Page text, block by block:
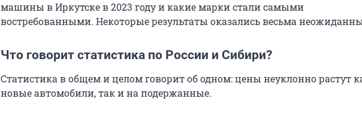
машины в Иркутске в 2023 году и какие марки стали самыми
востребованными. Некоторые результаты оказались весьма
Что говорит статистика по России и Сибири?
Статистика в общем и целом говорит об одном: цены неуклонно растут
новые автомобили, так и на подержанные.